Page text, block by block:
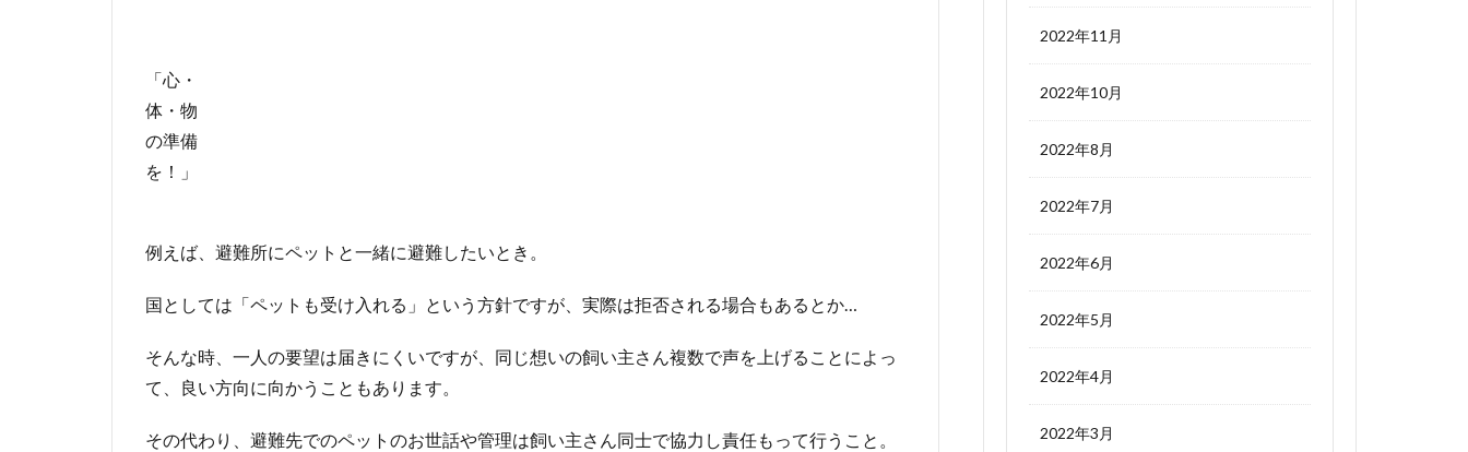
「心・
体・物
の準備
を！」
例えば、避難所にペットと一緒に避難したいとき。
国としては「ペットも受け入れる」という方針ですが、実際は拒否される場合もあるとか…
そんな時、一人の要望は届きにくいですが、同じ想いの飼い主さん複数で声を上げることによっ
て、良い方向に向かうこともあります。
その代わり、避難先でのペットのお世話や管理は飼い主さん同士で協力し責任もって行うこと。
2022年11月
2022年10月
2022年8月
2022年7月
2022年6月
2022年5月
2022年4月
2022年3月